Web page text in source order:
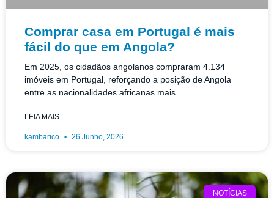
Comprar casa em Portugal é mais
fácil do que em Angola?
Em 2025, os cidadãos angolanos compraram 4.134
imóveis em Portugal, reforçando a posição de Angola
entre as nacionalidades africanas mais
LEIA MAIS
kambarico 26 Junho, 2026
NOTÍCIAS